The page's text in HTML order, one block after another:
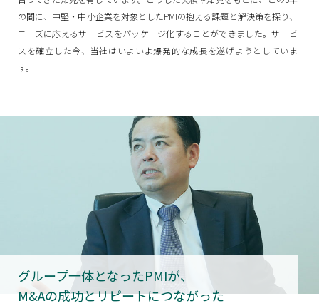
の間に、中堅・中小企業を対象としたPMIの抱える課題と解決策を探り、
ニーズに応えるサービスをパッケージ化することができました。サービ
スを確立した今、当社はいよいよ爆発的な成長を遂げようとしていま
す。
グループ一体となったPMIが、
M&Aの成功とリピートにつながった